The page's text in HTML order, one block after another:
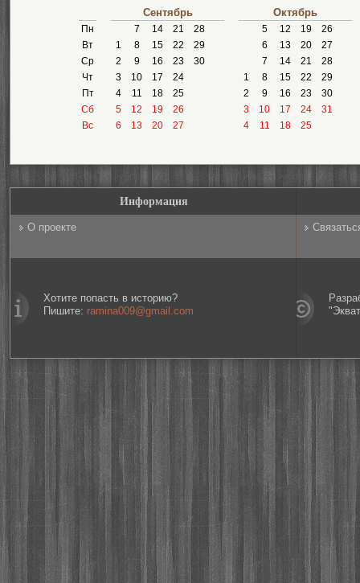
Пн
Вт
Ср
Чт
Пт
Сб
Вс
Сентябрь
7 14 21
28
1
8 15 22
29
2
9 16 23
30
3
10 17
24
4
11 18
25
5
12 19
26
6
13 20 27
Октябрь
5 12 19
26
6
13 20
27
7
14 21
28
1
8 15 22
29
2
9 16 23
30
3
10 17 24
31
4
11 18 25
Информация
О проекте
Хотите попасть в историю?
Пишите: ramina009@gmail.com